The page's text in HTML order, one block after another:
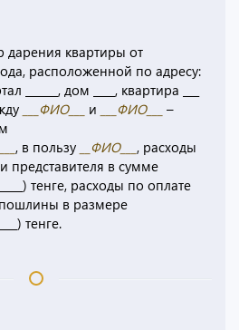
дарения квартиры от
расположенной по адресу:
______, дом ____, квартира ___
___ФИО___ и ___ФИО___
–
, в пользу __ФИО___ , расходы
представителя в сумме
тенге, расходы по оплате
пошлины в размере
тенге.